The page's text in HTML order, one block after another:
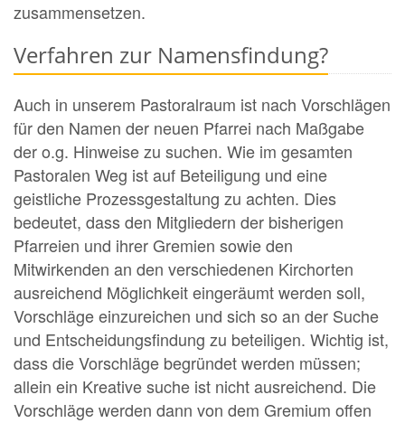
zusammensetzen.
Verfahren zur Namensfindung?
Auch in unserem Pastoralraum ist nach Vorschlägen
für den Namen der neuen Pfarrei nach Maßgabe
der o.g. Hinweise zu suchen. Wie im gesamten
Pastoralen Weg ist auf Beteiligung und eine
geistliche Prozessgestaltung zu achten. Dies
bedeutet, dass den Mitgliedern der bisherigen
Pfarreien und ihrer Gremien sowie den
Mitwirkenden an den verschiedenen Kirchorten
ausreichend Möglichkeit eingeräumt werden soll,
Vorschläge einzureichen und sich so an der Suche
und Entscheidungsfindung zu beteiligen. Wichtig ist,
dass die Vorschläge begründet werden müssen;
allein ein Kreative suche ist nicht ausreichend. Die
Vorschläge werden dann von dem Gremium offen